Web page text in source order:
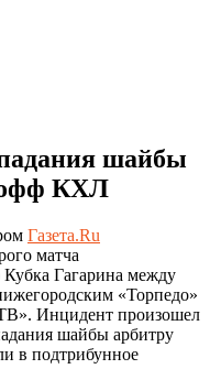
шайбы
офф КХЛ
Газета.Ru
матча
Гагарина между
«Торпедо»
Инцидент произошел
шайбы арбитру
в подтрибунное